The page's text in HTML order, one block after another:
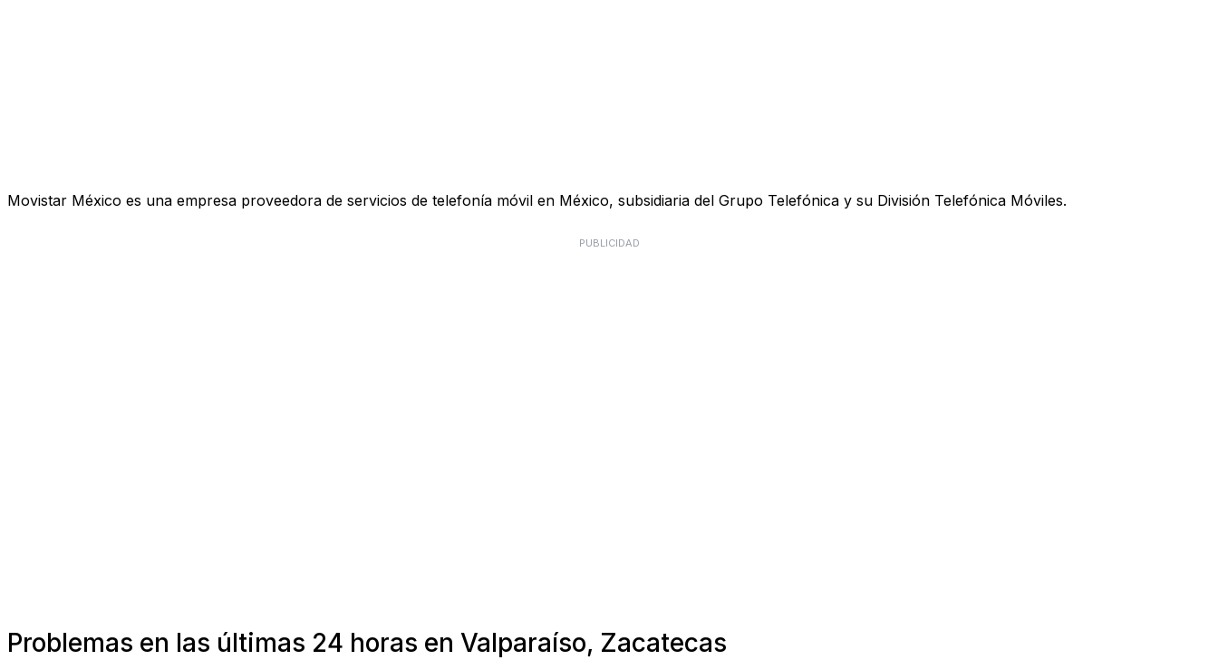
Movistar México es una empresa proveedora de servicios de telefonía móvil en México, subsidiaria del Grupo Telefónica y su División Telefónica Móviles.
PUBLICIDAD
Problemas en las últimas 24 horas en Valparaíso, Zacatecas